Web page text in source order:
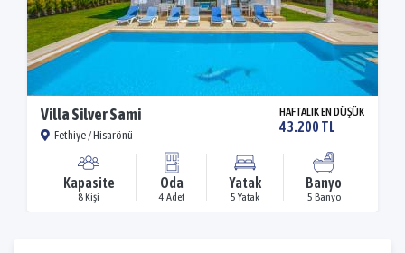
Villa Silver Sami
Fethiye / Hisarönü
HAFTALIK EN DÜŞÜK
43.200 TL
Kapasite
8 Kişi
Oda
4 Adet
Yatak
5 Yatak
Banyo
5 Banyo